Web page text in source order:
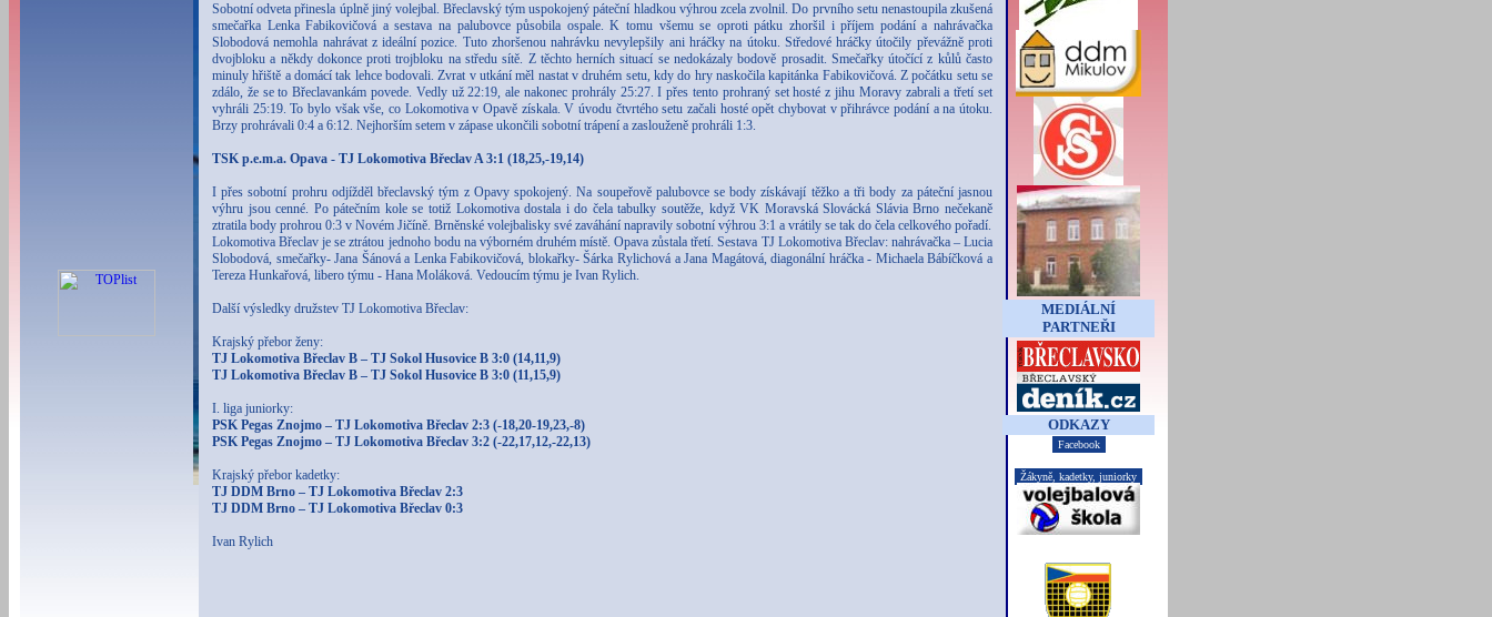
Sobotní odveta přinesla úplně jiný volejbal. Břeclavský tým uspokojený páteční hladkou výhrou zcela zvolnil. Do prvního setu nenastoupila zkušená
smečařka Lenka Fabikovičová a sestava na palubovce působila ospale. K tomu všemu se oproti pátku zhoršil i příjem podání a nahrávačka
Slobodová nemohla nahrávat z ideální pozice. Tuto zhoršenou nahrávku nevylepšily ani hráčky na útoku. Středové hráčky útočily převážně proti
dvojbloku a někdy dokonce proti trojbloku na středu sítě. Z těchto herních situací se nedokázaly bodově prosadit. Smečařky útočící z kůlů často
minuly hřiště a domácí tak lehce bodovali. Zvrat v utkání měl nastat v druhém setu, kdy do hry naskočila kapitánka Fabikovičová. Z počátku setu se
zdálo, že se to Břeclavankám povede. Vedly už 22:19, ale nakonec prohrály 25:27. I přes tento prohraný set hosté z jihu Moravy zabrali a třetí set
vyhráli 25:19. To bylo však vše, co Lokomotiva v Opavě získala. V úvodu čtvrtého setu začali hosté opět chybovat v přihrávce podání a na útoku.
Brzy prohrávali 0:4 a 6:12. Nejhorším setem v zápase ukončili sobotní trápení a zaslouženě prohráli 1:3.
TSK p.e.m.a. Opava - TJ Lokomotiva Břeclav A 3:1 (18,25,-19,14)
I přes sobotní prohru odjížděl břeclavský tým z Opavy spokojený. Na soupeřově palubovce se body získávají těžko a tři body za páteční jasnou
výhru jsou cenné. Po pátečním kole se totiž Lokomotiva dostala i do čela tabulky soutěže, když VK Moravská Slovácká Slávia Brno nečekaně
ztratila body prohrou 0:3 v Novém Jičíně. Brněnské volejbalisky své zaváhání napravily sobotní výhrou 3:1 a vrátily se tak do čela celkového pořadí.
Lokomotiva Břeclav je se ztrátou jednoho bodu na výborném druhém místě. Opava zůstala třetí. Sestava TJ Lokomotiva Břeclav: nahrávačka – Lucia
Slobodová, smečařky- Jana Šánová a Lenka Fabikovičová, blokařky- Šárka Rylichová a Jana Magátová, diagonální hráčka - Michaela Bábíčková a
Tereza Hunkařová, libero týmu - Hana Moláková. Vedoucím týmu je Ivan Rylich.
Další výsledky družstev TJ Lokomotiva Břeclav:
Krajský přebor ženy:
TJ Lokomotiva Břeclav B – TJ Sokol Husovice B 3:0 (14,11,9)
TJ Lokomotiva Břeclav B – TJ Sokol Husovice B 3:0 (11,15,9)
I. liga juniorky:
PSK Pegas Znojmo – TJ Lokomotiva Břeclav 2:3 (-18,20-19,23,-8)
PSK Pegas Znojmo – TJ Lokomotiva Břeclav 3:2 (-22,17,12,-22,13)
Krajský přebor kadetky:
TJ DDM Brno – TJ Lokomotiva Břeclav 2:3
TJ DDM Brno – TJ Lokomotiva Břeclav 0:3
Ivan Rylich
MEDIÁLNÍ
PARTNEŘI
ODKAZY
Facebook
Žákyně, kadetky, juniorky